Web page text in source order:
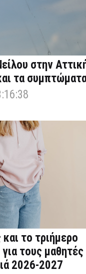
στην
τα
το τριήμερο
τους μαθητές
2026-2027